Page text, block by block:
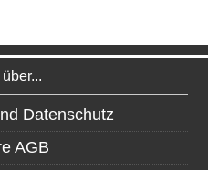
Datenschutz
AGB